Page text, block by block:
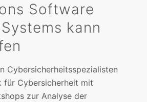
Software
kann
Cybersicherheitsspezialisten
für Cybersicherheit mit
zur Analyse der